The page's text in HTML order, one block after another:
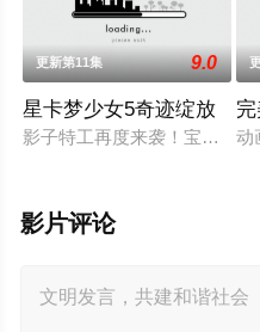
更新第11集 9.0
星卡梦少女5奇迹绽放
影子特工再度来袭！宝石族动
影片评论